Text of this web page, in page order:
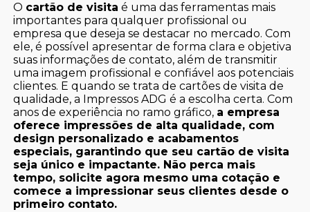
O cartão de visita é uma das ferramentas mais
importantes para qualquer profissional ou
empresa que deseja se destacar no mercado. Com
ele, é possível apresentar de forma clara e objetiva
suas informações de contato, além de transmitir
uma imagem profissional e confiável aos potenciais
clientes. E quando se trata de cartões de visita de
qualidade, a Impressos ADG é a escolha certa. Com
anos de experiência no ramo gráfico, a empresa
oferece impressões de alta qualidade, com
design personalizado e acabamentos
especiais, garantindo que seu cartão de visita
seja único e impactante. Não perca mais
tempo, solicite agora mesmo uma cotação e
comece a impressionar seus clientes desde o
primeiro contato.